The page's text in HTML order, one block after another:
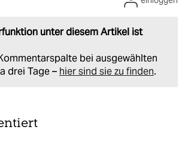
unter diesem Artikel ist
bei ausgewählten
drei Tage – hier sind sie zu finden.